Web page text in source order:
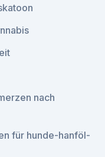
nach
für hunde-hanföl-